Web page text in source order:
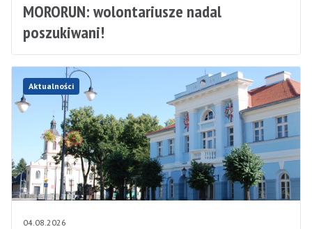
MORORUN: wolontariusze nadal
poszukiwani!
Aktualności
04.08.2026